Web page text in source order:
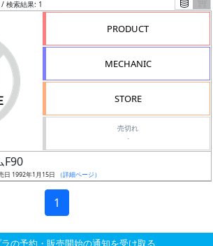
検索結果: 1
PRODUCT
MECHANIC
STORE
売切れ
-
F90
日 1992年1月15日 （詳細ページ）
1
の予約・販売開始の通知を受け取る